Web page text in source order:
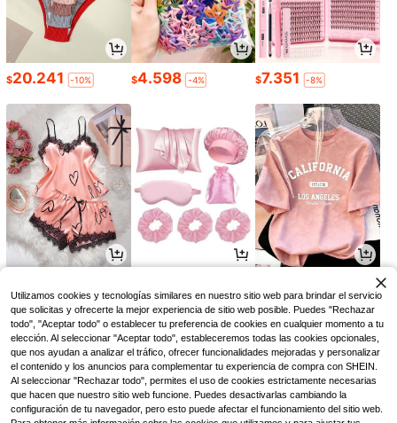
$20.241 -10% $4.598 -4% $7.351 -8%
Utilizamos cookies y tecnologías similares en nuestro sitio web para brindar el servicio
que solicitas y ofrecerte la mejor experiencia de sitio web posible. Puedes "Rechazar
todo", "Aceptar todo" o establecer tu preferencia de cookies en cualquier momento a tu
elección. Al seleccionar "Aceptar todo", estableceremos todas las cookies opcionales,
que nos ayudan a analizar el tráfico, ofrecer funcionalidades mejoradas y personalizar
el contenido y los anuncios para complementar tu experiencia de compra con SHEIN.
Al seleccionar "Rechazar todo", permites el uso de cookies estrictamente necesarias
que hacen que nuestro sitio web funcione. Puedes desactivarlas cambiando la
configuración de tu navegador, pero esto puede afectar el funcionamiento del sitio web.